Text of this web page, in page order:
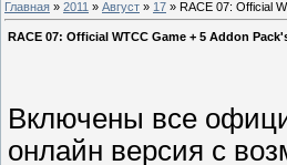
Главная » 2011 » Август » 17 » RACE 07: Official
RACE 07: Official WTCC Game + 5 Addon
Включены все
онлайн версия с